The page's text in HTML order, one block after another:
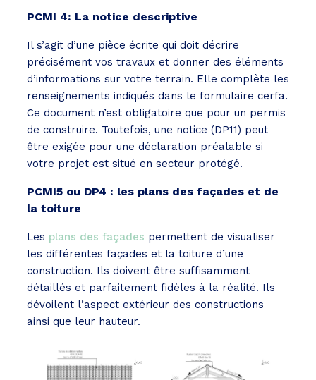
PCMI 4: La notice descriptive
Il s’agit d’une pièce écrite qui doit décrire
précisément vos travaux et donner des éléments
d’informations sur votre terrain. Elle complète les
renseignements indiqués dans le formulaire cerfa.
Ce document n’est obligatoire que pour un permis
de construire. Toutefois, une notice (DP11) peut
être exigée pour une déclaration préalable si
votre projet est situé en secteur protégé.
PCMI5 ou DP4 : les plans des façades et de
la toiture
Les plans des façades permettent de visualiser
les différentes façades et la toiture d’une
construction. Ils doivent être suffisamment
détaillés et parfaitement fidèles à la réalité. Ils
dévoilent l’aspect extérieur des constructions
ainsi que leur hauteur.